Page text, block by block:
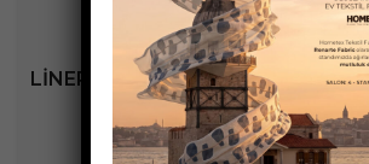
LINERA KOLEKSIYONU